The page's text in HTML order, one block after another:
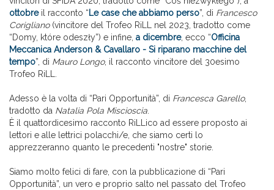
ottobreil racconto “Le case che abbiamo perso”, di Francesco
Corigliano (vincitore del Trofeo RiLL nel 2023, tradotto come
“Domy, które odeszły”) e infine, a dicembre, ecco “Officina
Meccanica Anderson & Cavallaro - Si riparano macchine del
tempo”, di Mauro Longo, il racconto vincitore del 30esimo
Trofeo RiLL.
Adesso è la volta di “Pari Opportunità”, di Francesca Garello,
tradotto da Natalia Pola Miscioscia
È il quattordicesimo racconto RiLLico ad essere proposto ai
lettori e alle lettrici polacchi/e, che siamo certi lo
apprezzeranno quanto le precedenti "nostre" storie.
Siamo molto felici di fare, con la pubblicazione di “Pari
Opportunità”, un vero e proprio salto nel passato del Trofeo